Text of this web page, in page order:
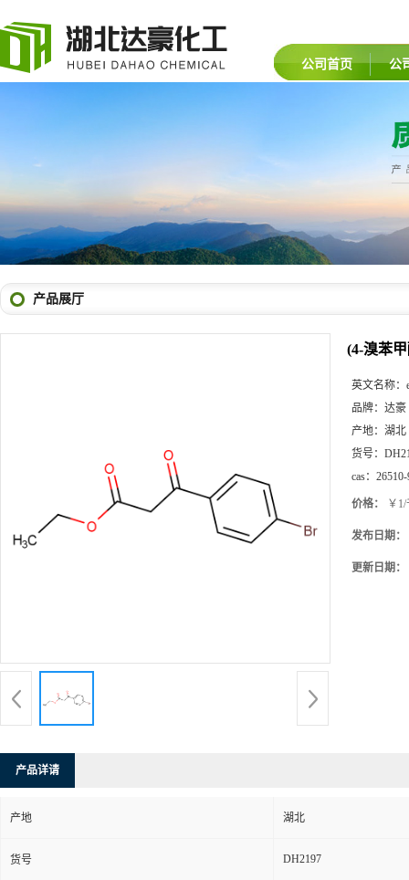
公司首页 公
产品展厅
(4-溴苯
英文名称：
品牌： 达豪
产地： 湖北
货号：
cas：
价格： ￥
发布日期：
更新日期：
产品详请
产地 湖北
货号 DH2197